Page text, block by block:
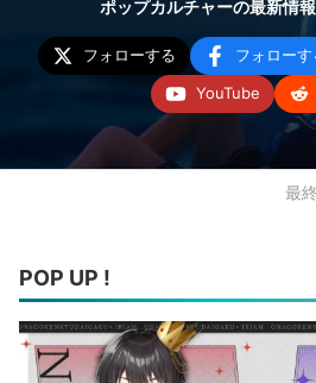
ポップカルチャーの最新情
フォローする フォローす
YouTube
最
POP UP !